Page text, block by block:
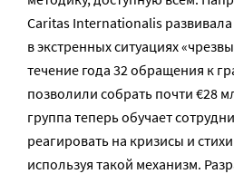
Caritas Internationalis
в экстренных ситуациях
течение года 32 обращения к
позволили собрать почти €28
группа теперь обучает
реагировать на кризисы и
используя такой механизм.